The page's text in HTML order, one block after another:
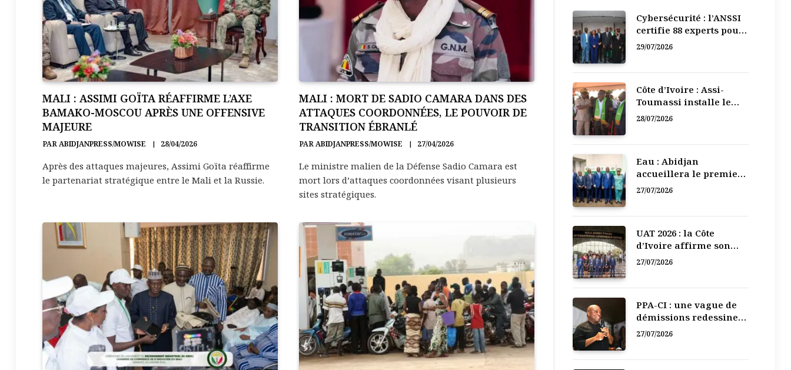
MALI : ASSIMI GOÏTA RÉAFFIRME L’AXE
BAMAKO-MOSCOU APRÈS UNE OFFENSIVE
MAJEURE
PARABIDJANPRESS/MOWISE 28/04/2026
Après des attaques majeures, Assimi Goïta réaffirme
le partenariat stratégique entre le Mali et la Russie.
MALI : MORT DE SADIO CAMARA DANS DES
ATTAQUES COORDONNÉES, LE POUVOIR DE
TRANSITION ÉBRANLÉ
PARABIDJANPRESS/MOWISE 27/04/2026
Le ministre malien de la Défense Sadio Camara est
mort lors d’attaques coordonnées visant plusieurs
sites stratégiques.
Cybersécurité : l’ANSSI
certifie 88 experts pour
renforcer la défense
29/07/2026
Côte d’Ivoire : Assi-
Toumassi installe le
bureau exécutif de sa
28/07/2026
Eau : Abidjan
accueillera le premier
Forum régional de
27/07/2026
UAT 2026 : la Côte
d’Ivoire affirme son
leadership numérique
27/07/2026
PPA-CI : une vague de
démissions redessine
la recomposition
27/07/2026